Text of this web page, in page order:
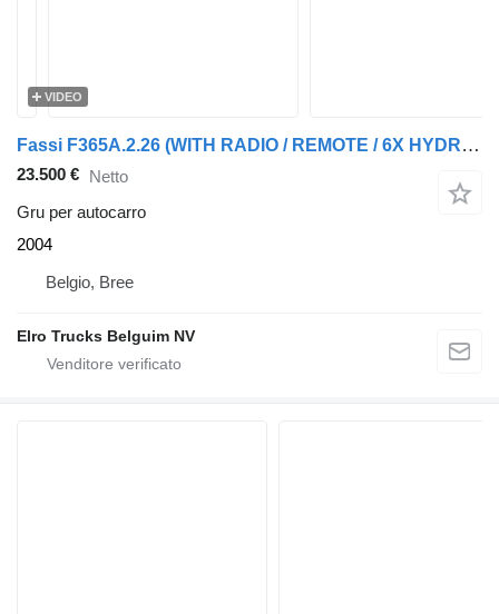
VIDEO
Fassi F365A.2.26 (WITH RADIO / REMOTE / 6X HYDRAULIC EXTENSION / 4 LEG
23.500 € Netto
Gru per autocarro
2004
Belgio, Bree
Elro Trucks Belguim NV